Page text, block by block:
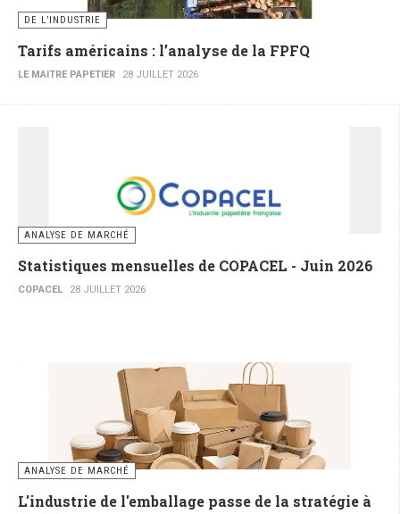
DE L’INDUSTRIE
Tarifs américains : l’analyse de la FPFQ
LE MAITRE PAPETIER 28 JUILLET 2026
ANALYSE DE MARCHÉ
Statistiques mensuelles de COPACEL - Juin 2026
COPACEL 28 JUILLET 2026
ANALYSE DE MARCHÉ
L'industrie de l'emballage passe de la stratégie à